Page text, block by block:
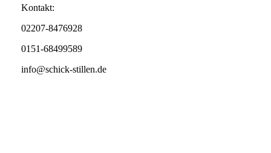
Kontakt:
02207-8476928
0151-68499589
info@schick-stillen.de